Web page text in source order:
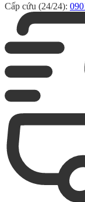
Cấp cứu (24/24):